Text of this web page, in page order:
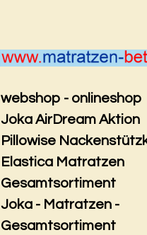
webshop - onlineshop
Joka AirDream Aktion
Pillowise
Elastica Matratzen
Gesamtsortiment
Joka - Matratzen -
Gesamtsortiment